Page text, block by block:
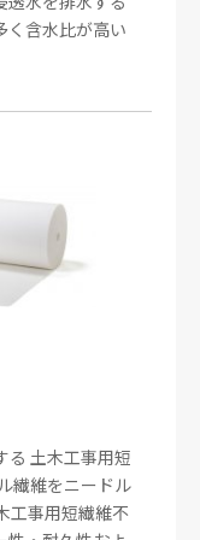
く含水比が高い
る 土木工事用短
繊維をニードル
工事用短繊維不